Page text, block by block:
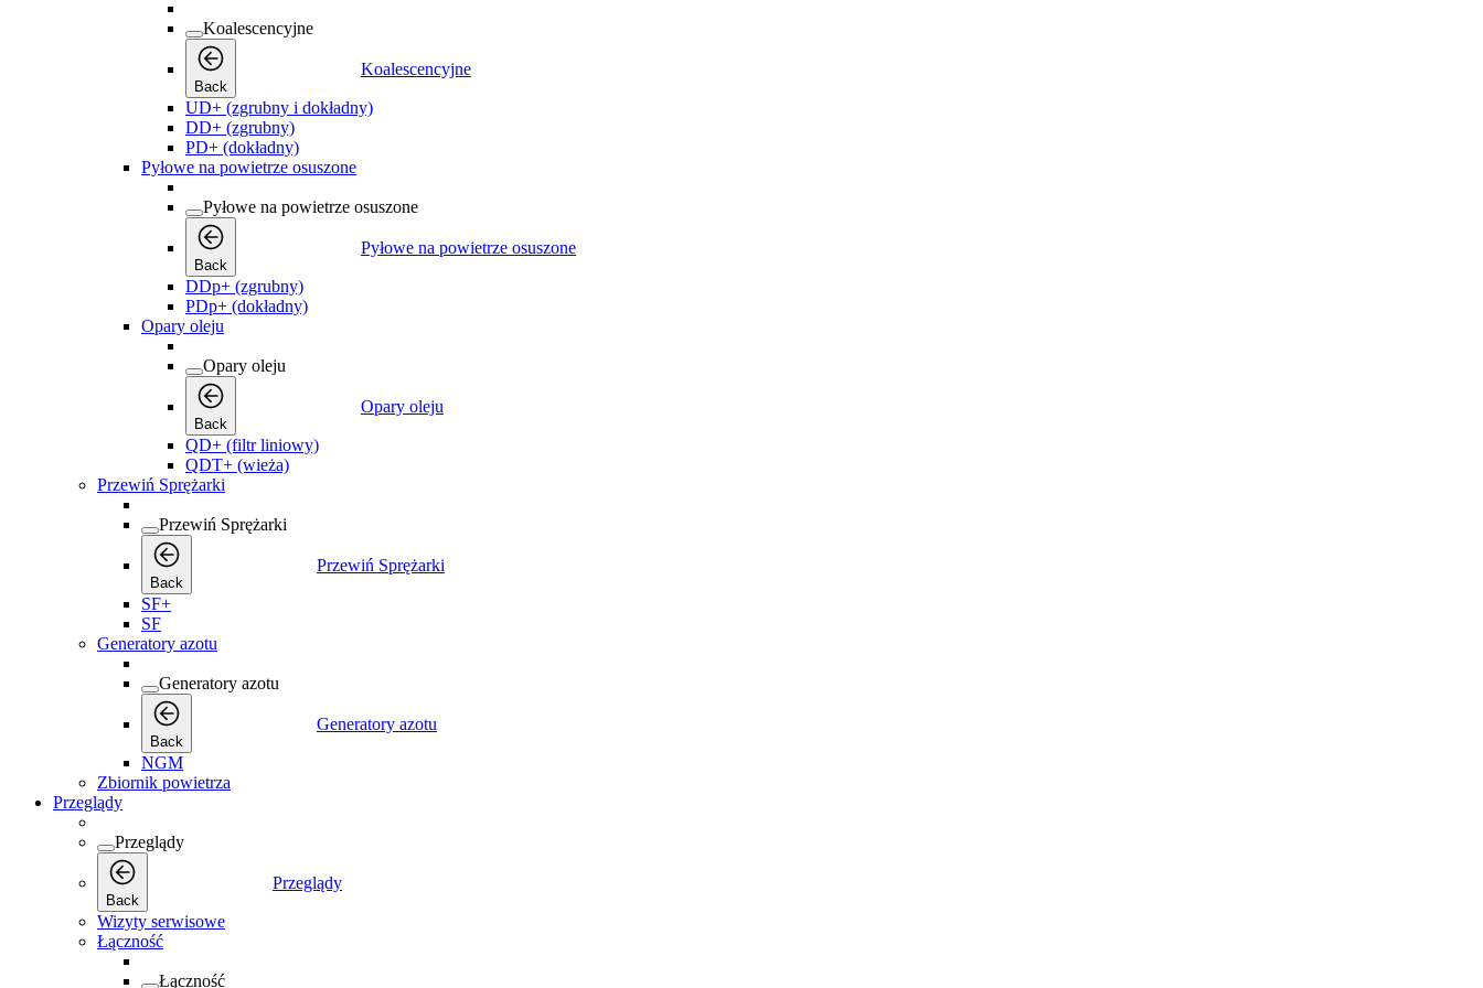
Koalescencyjne
Back
Koalescencyjne
UD+ (zgrubny i dokładny)
DD+ (zgrubny)
PD+ (dokładny)
Pyłowe na powietrze osuszone
Pyłowe na powietrze osuszone
Back
Pyłowe na powietrze osuszone
DDp+ (zgrubny)
PDp+ (dokładny)
Opary oleju
Opary oleju
Back
Opary oleju
QD+ (filtr liniowy)
QDT+ (wieża)
Przewiń Sprężarki
Przewiń Sprężarki
Back
Przewiń Sprężarki
SF+
SF
Generatory azotu
Generatory azotu
Back
Generatory azotu
NGM
Zbiornik powietrza
Przeglądy
Przeglądy
Back
Przeglądy
Wizyty serwisowe
Łączność
Łączność